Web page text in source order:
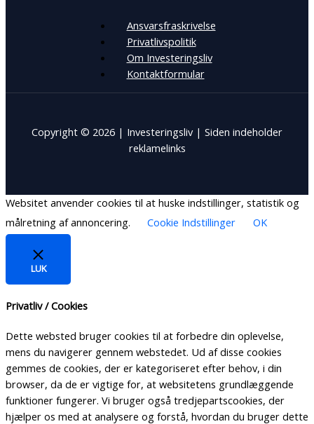
Ansvarsfraskrivelse
Privatlivspolitik
Om Investeringsliv
Kontaktformular
Copyright © 2026 | Investeringsliv | Siden indeholder
reklamelinks
Websitet anvender cookies til at huske indstillinger, statistik og
målretning af annoncering.
Cookie Indstillinger OK
LUK
Privatliv / Cookies
Dette websted bruger cookies til at forbedre din oplevelse,
mens du navigerer gennem webstedet. Ud af disse cookies
gemmes de cookies, der er kategoriseret efter behov, i din
browser, da de er vigtige for, at websitetens grundlæggende
funktioner fungerer. Vi bruger også tredjepartscookies, der
hjælper os med at analysere og forstå, hvordan du bruger dette